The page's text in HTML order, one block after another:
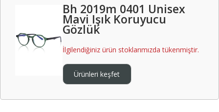
Bh 2019m 0401 Unisex
Mavi Işık Koruyucu
Gözlük
İlgilendiğiniz ürün stoklarımızda tükenmiştir.
Ürünleri keşfet